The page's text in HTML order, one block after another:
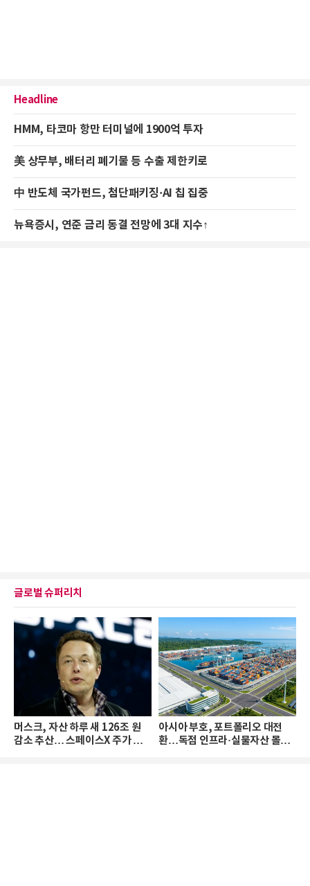
Headline
HMM, 타코마 항만 터미널에 1900억 투자
美 상무부, 배터리 폐기물 등 수출 제한키로
中 반도체 국가펀드, 첨단패키징·AI 칩 집중
뉴욕증시, 연준 금리 동결 전망에 3대 지수↑
글로벌 슈퍼리치
머스크, 자산 하루 새 126조 원
감소 추산… 스페이스X 주가 하
아시아 부호, 포트폴리오 대전
환…독점 인프라·실물자산 몰린